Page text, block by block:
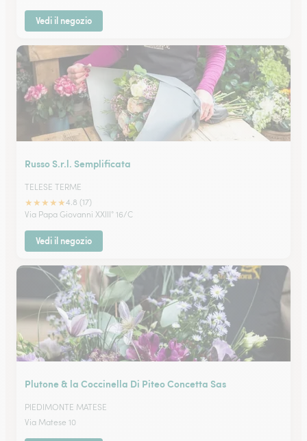
Vedi il negozio
Russo S.r.l. Semplificata
TELESE TERME
★★★★★4.8 (17)
Via Papa Giovanni XXIII° 16/C
Vedi il negozio
Plutone & la Coccinella Di Piteo Concetta Sas
PIEDIMONTE MATESE
Via Matese 10